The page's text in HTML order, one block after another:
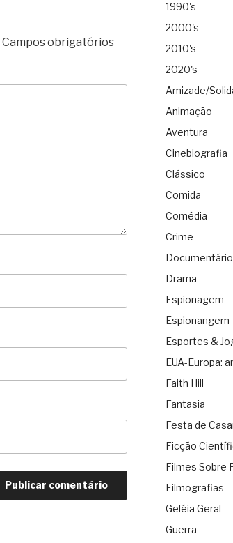
Campos obrigatórios
1990's
2000's
2010's
2020's
Amizade/
Animação
Aventura
Cinebiografia
Clássico
Comida
Comédia
Crime
Documentário
Drama
Espionagem
Espionangem
Esportes &
EUA-Europa:
Faith Hill
Fantasia
Festa de
Ficção
Filmes Sobre
Filmografias
Geléia Geral
Guerra